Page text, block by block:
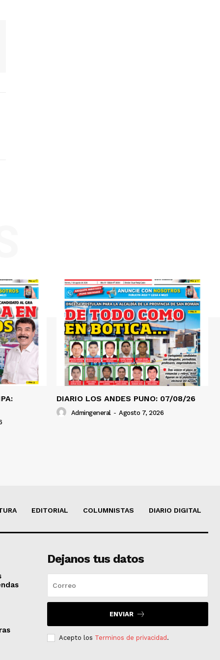
DIARIO LOS ANDES PUNO: 07/08/26
Admingeneral - Agosto 7, 2026
EDITORIAL COLUMNISTAS DIARIO DIGITAL
Dejanos tus datos
ENVIAR
Acepto los Terminos de privacidad.